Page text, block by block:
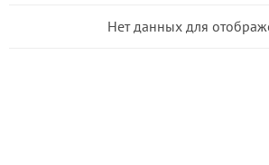
Нет данных для